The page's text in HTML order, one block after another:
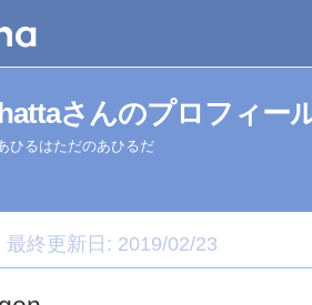
さんのプロフィー
ひるはただのあひるだ
最終更新日: 2019/02/23